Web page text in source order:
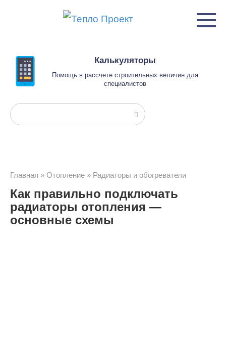
Калькуляторы
Помощь в рассчете строительных величин для
специалистов
Поиск:
Главная » Отопление » Радиаторы и обогреватели
Как правильно подключать
радиаторы отопления —
основные схемы